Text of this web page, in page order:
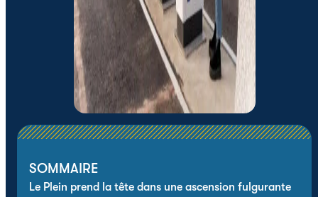
SOMMAIRE
Le Plein prend la tête dans une ascension fulgurante